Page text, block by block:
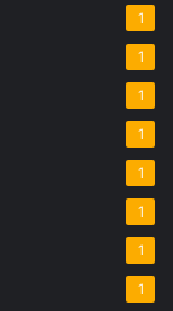
1
1
1
1
1
1
1
1